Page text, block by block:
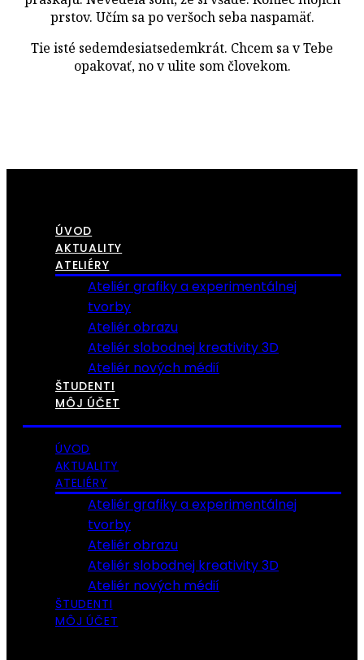
prstov. Učím sa po veršoch seba naspamäť.
Tie isté sedemdesiatsedemkrát. Chcem sa v Tebe
opakovať, no v ulite som človekom.
ÚVOD
AKTUALITY
ATELIÉRY
Ateliér grafiky a experimentálnej
tvorby
Ateliér obrazu
Ateliér slobodnej kreativity 3D
Ateliér nových médií
ŠTUDENTI
MÔJ ÚČET
ÚVOD
AKTUALITY
ATELIÉRY
Ateliér grafiky a experimentálnej
tvorby
Ateliér obrazu
Ateliér slobodnej kreativity 3D
Ateliér nových médií
ŠTUDENTI
MÔJ ÚČET